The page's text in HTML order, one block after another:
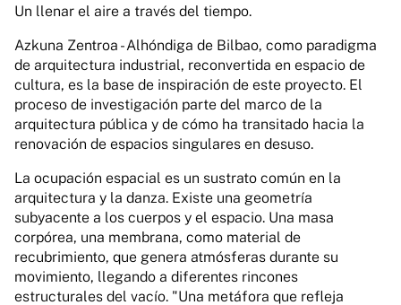
Un llenar el aire a través del tiempo.
Azkuna Zentroa - Alhóndiga de Bilbao, como paradigma
de arquitectura industrial, reconvertida en espacio de
cultura, es la base de inspiración de este proyecto. El
proceso de investigación parte del marco de la
arquitectura pública y de cómo ha transitado hacia la
renovación de espacios singulares en desuso.
La ocupación espacial es un sustrato común en la
arquitectura y la danza. Existe una geometría
subyacente a los cuerpos y el espacio. Una masa
corpórea, una membrana, como material de
recubrimiento, que genera atmósferas durante su
movimiento, llegando a diferentes rincones
estructurales del vacío. "Una metáfora que refleja